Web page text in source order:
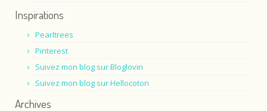
Inspirations
Pearltrees
Pinterest
Suivez mon blog sur Bloglovin
Suivez mon blog sur Hellocoton
Archives